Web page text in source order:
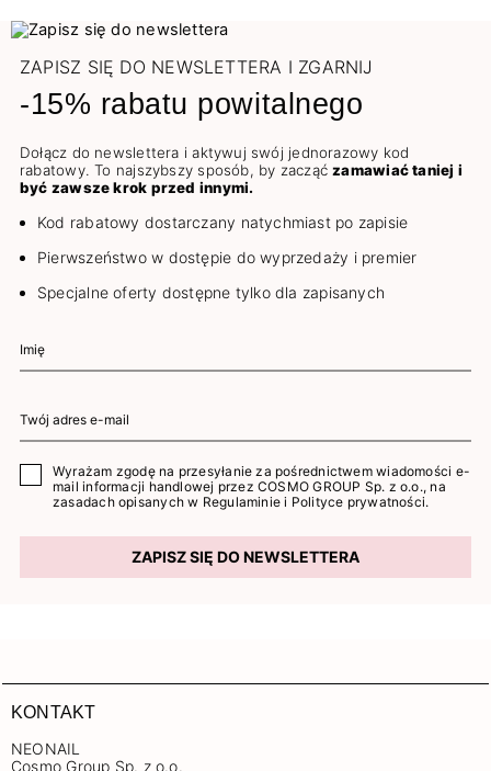
ZAPISZ SIĘ DO NEWSLETTERA I ZGARNIJ
-15% rabatu powitalnego
Dołącz do newslettera i aktywuj swój jednorazowy kod
rabatowy. To najszybszy sposób, by zacząćzamawiać taniej i
być zawsze krok przed innymi.
Kod rabatowy dostarczany natychmiast po zapisie
Pierwszeństwo w dostępie do wyprzedaży i premier
Specjalne oferty dostępne tylko dla zapisanych
Wyrażam zgodę na przesyłanie za pośrednictwem wiadomości e-
mail informacji handlowej przez COSMO GROUP Sp. z o.o., na
zasadach opisanych w Regulaminie i Polityce prywatności.
ZAPISZ SIĘ DO NEWSLETTERA
KONTAKT
NEONAIL
Cosmo Group Sp. z o.o.